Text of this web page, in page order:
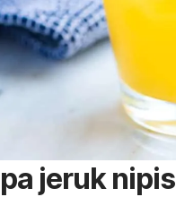
jeruk nipis